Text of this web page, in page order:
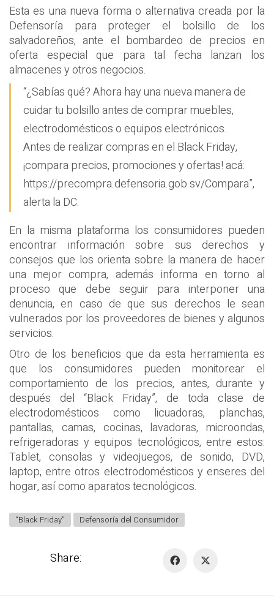
Esta es una nueva forma o alternativa creada por la
Defensoría para proteger el bolsillo de los
salvadoreños, ante el bombardeo de precios en
oferta especial que para tal fecha lanzan los
almacenes y otros negocios.
“¿Sabías qué? Ahora hay una nueva manera de
cuidar tu bolsillo antes de comprar muebles,
electrodomésticos o equipos electrónicos.
Antes de realizar compras en el Black Friday,
¡compara precios, promociones y ofertas! acá:
https://precompra.defensoria.gob.sv/Compara”,
alerta la DC.
En la misma plataforma los consumidores pueden
encontrar información sobre sus derechos y
consejos que los orienta sobre la manera de hacer
una mejor compra, además informa en torno al
proceso que debe seguir para interponer una
denuncia, en caso de que sus derechos le sean
vulnerados por los proveedores de bienes y algunos
servicios.
Otro de los beneficios que da esta herramienta es
que los consumidores pueden monitorear el
comportamiento de los precios, antes, durante y
después del “Black Friday”, de toda clase de
electrodomésticos como licuadoras, planchas,
pantallas, camas, cocinas, lavadoras, microondas,
refrigeradoras y equipos tecnológicos, entre estos:
Tablet, consolas y videojuegos, de sonido, DVD,
laptop, entre otros electrodomésticos y enseres del
hogar, así como aparatos tecnológicos.
“Black Friday” Defensoría del Consumidor
Share: